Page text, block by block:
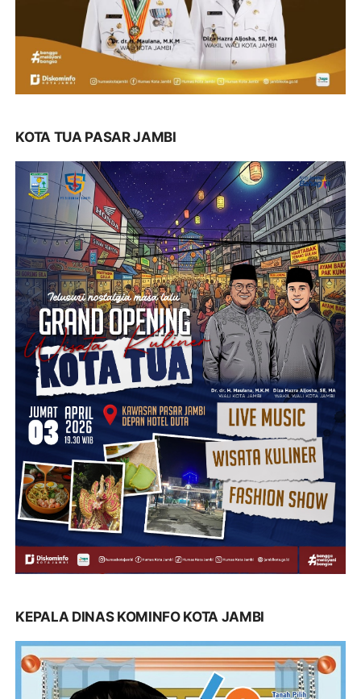
KOTA TUA PASAR JAMBI
KEPALA DINAS KOMINFO KOTA JAMBI